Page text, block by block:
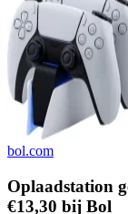
bol.com
Oplaadstation
€13,30 bij Bol